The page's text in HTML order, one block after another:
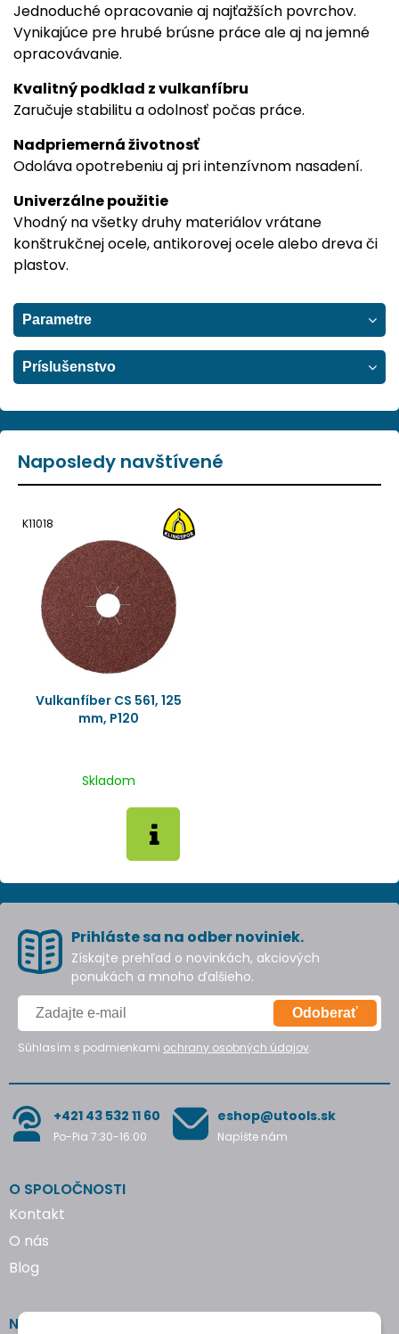
Jednoduché opracovanie aj najťažších povrchov.
Vynikajúce pre hrubé brúsne práce ale aj na jemné
opracovávanie.
Kvalitný podklad z vulkanfíbru
Zaručuje stabilitu a odolnosť počas práce.
Nadpriemerná životnosť
Odoláva opotrebeniu aj pri intenzívnom nasadení.
Univerzálne použitie
Vhodný na všetky druhy materiálov vrátane
konštrukčnej ocele, antikorovej ocele alebo dreva či
plastov.
Parametre
Príslušenstvo
Naposledy navštívené
K11018
Vulkanfíber CS 561, 125
mm, P120
Skladom
Prihláste sa na odber noviniek.
Získajte prehľad o novinkách, akciových
ponukách a mnoho ďalšieho.
Odoberať
Súhlasím s podmienkami ochrany osobných údajov.
+421 43 532 11 60
Po-Pia 7:30-16:00
eshop@utools.sk
Napíšte nám
O SPOLOČNOSTI
Kontakt
O nás
Blog
NAKUPOVANIE